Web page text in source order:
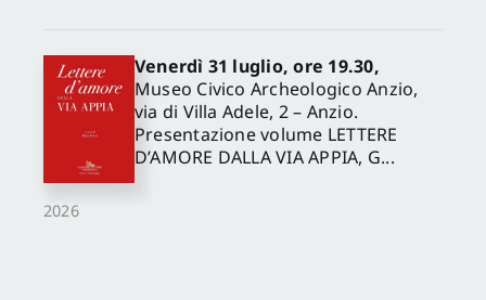
2026
Venerdì 31 luglio, ore 19.30,
Museo Civico Archeologico Anzio,
via di Villa Adele, 2 – Anzio.
Presentazione volume LETTERE
D’AMORE DALLA VIA APPIA, G...